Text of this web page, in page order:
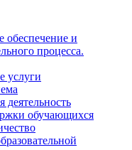
обеспечение и
процесса.
услуги
деятельность
обучающихся